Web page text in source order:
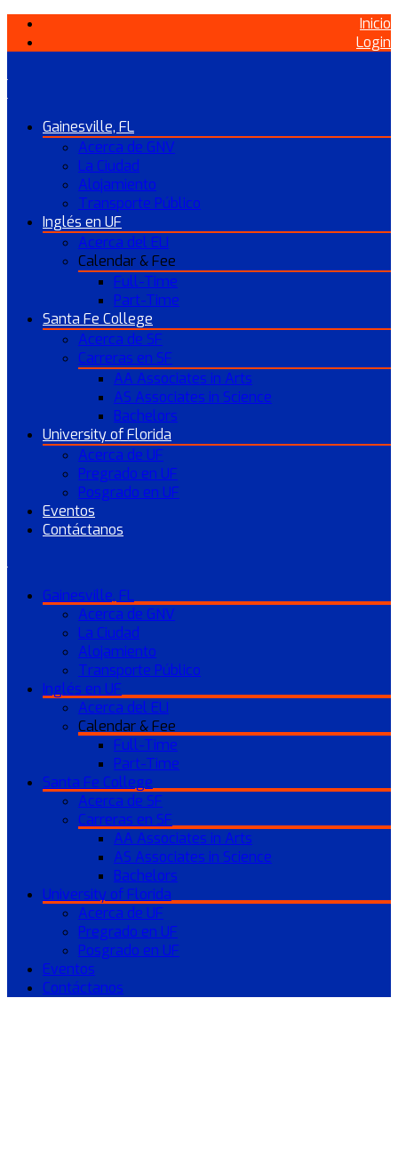
Inicio
Login
Gainesville, FL
Acerca de GNV
La Ciudad
Alojamiento
Transporte Público
Inglés en UF
Acerca del ELI
Calendar & Fee
Full-Time
Part-Time
Santa Fe College
Acerca de SF
Carreras en SF
AA Associates in Arts
AS Associates in Science
Bachelors
University of Florida
Acerca de UF
Pregrado en UF
Posgrado en UF
Eventos
Contáctanos
Gainesville, FL
Acerca de GNV
La Ciudad
Alojamiento
Transporte Público
Inglés en UF
Acerca del ELI
Calendar & Fee
Full-Time
Part-Time
Santa Fe College
Acerca de SF
Carreras en SF
AA Associates in Arts
AS Associates in Science
Bachelors
University of Florida
Acerca de UF
Pregrado en UF
Posgrado en UF
Eventos
Contáctanos